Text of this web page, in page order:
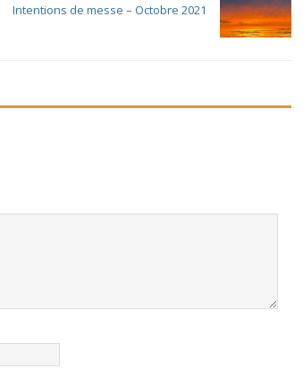
Intentions de messe – Octobre 2021